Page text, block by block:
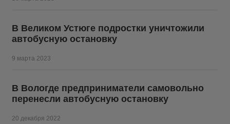
В Великом Устюге подростки уничтожили
автобусную остановку
9 марта 2023
В Вологде предприниматели самовольно
перенесли автобусную остановку
20 декабря 2022